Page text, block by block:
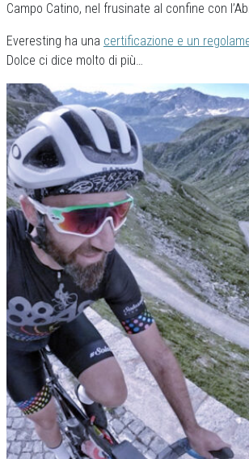
Campo Catino, nel frusinate al confine con
Everesting ha una certificazione e un
Dolce ci dice molto di più…